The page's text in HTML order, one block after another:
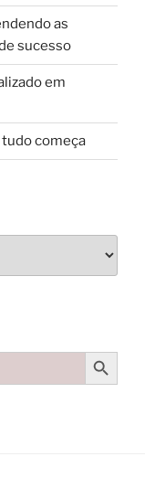
as
sucesso
em
tudo começa
Search Button